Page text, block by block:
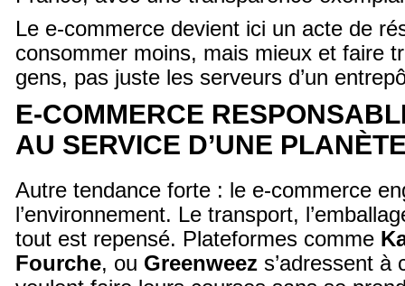
Le e-commerce devient ici un acte de
consommer moins, mais mieux et faire
gens, pas juste les serveurs d’un
E-COMMERCE
AU SERVICE D’UNE
Autre tendance forte : le e-commerce
l’environnement. Le transport,
tout est repensé. Plateformes comme
Fourche, ou Greenweez s’adressent à